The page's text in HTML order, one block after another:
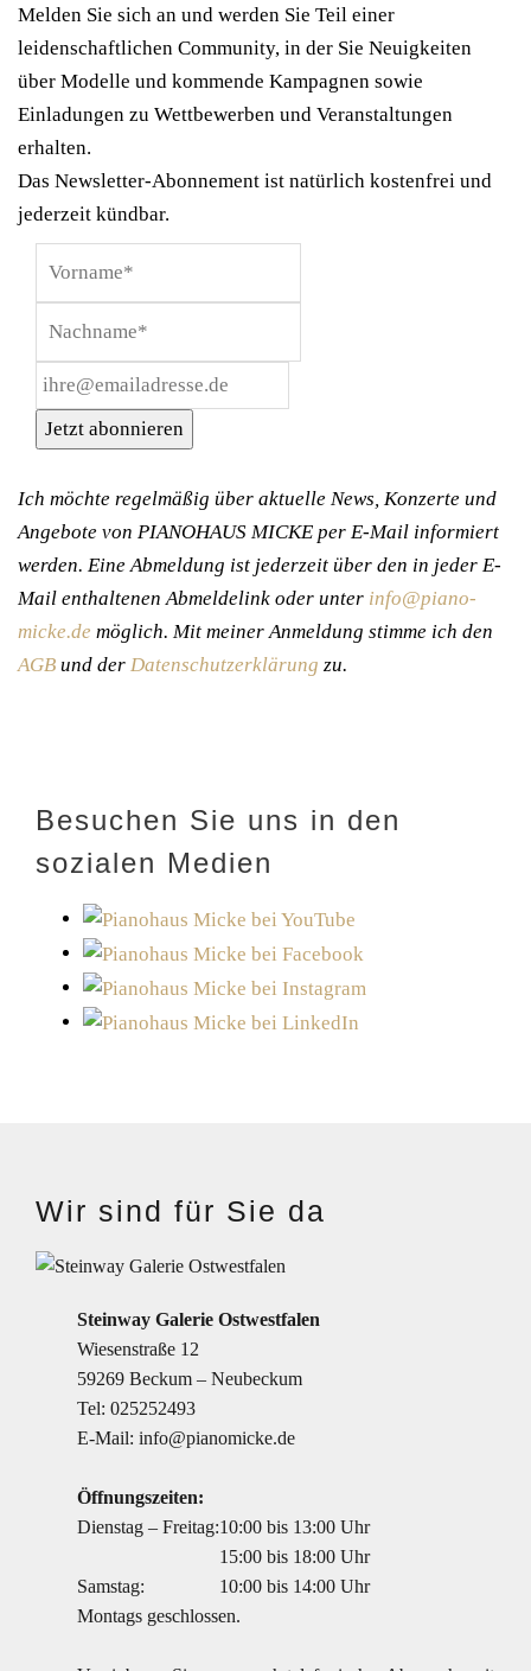
Melden Sie sich an und werden Sie Teil einer
leidenschaftlichen Community, in der Sie Neuigkeiten
über Modelle und kommende Kampagnen sowie
Einladungen zu Wettbewerben und Veranstaltungen
erhalten.
Das Newsletter-Abonnement ist natürlich kostenfrei und
jederzeit kündbar.
Jetzt abonnieren
Ich möchte regelmäßig über aktuelle News, Konzerte und
Angebote von PIANOHAUS MICKE per E-Mail informiert
werden. Eine Abmeldung ist jederzeit über den in jeder E-
Mail enthaltenen Abmeldelink oder unter info@piano-
micke.de möglich. Mit meiner Anmeldung stimme ich den
AGB und der Datenschutzerklärung zu.
Besuchen Sie uns in den
sozialen Medien
Wir sind für Sie da
Steinway Galerie Ostwestfalen
Wiesenstraße 12
59269 Beckum – Neubeckum
Tel: 025252493
E-Mail: info@pianomicke.de
Öffnungszeiten:
Dienstag – Freitag:10:00 bis 13:00 Uhr
15:00 bis 18:00 Uhr
Samstag:
10:00 bis 14:00 Uhr
Montags geschlossen.